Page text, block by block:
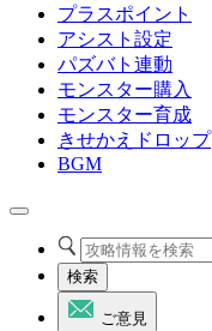
プラスポイント
アシスト設定
パズバト連動
モンスター購入
モンスター育成
きせかえドロップ
BGM
検索
ご意見